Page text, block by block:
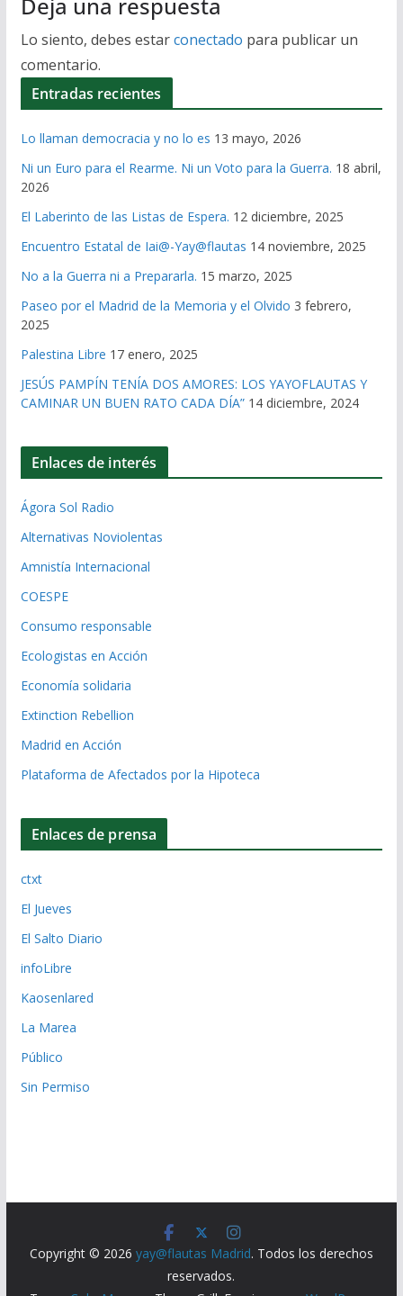
Lo siento, debes estarconectado para publicar un
comentario.
Entradas recientes
Lo llaman democracia y no lo es 13 mayo, 2026
Ni un Euro para el Rearme. Ni un Voto para la Guerra. 18 abril,
2026
El Laberinto de las Listas de Espera. 12 diciembre, 2025
Encuentro Estatal de Iai@-Yay@flautas 14 noviembre, 2025
No a la Guerra ni a Prepararla. 15 marzo, 2025
Paseo por el Madrid de la Memoria y el Olvido 3 febrero,
2025
Palestina Libre 17 enero, 2025
JESÚS PAMPÍN TENÍA DOS AMORES: LOS YAYOFLAUTAS Y
CAMINAR UN BUEN RATO CADA DÍA” 14 diciembre, 2024
Enlaces de interés
Ágora Sol Radio
Alternativas Noviolentas
Amnistía Internacional
COESPE
Consumo responsable
Ecologistas en Acción
Economía solidaria
Extinction Rebellion
Madrid en Acción
Plataforma de Afectados por la Hipoteca
Enlaces de prensa
ctxt
El Jueves
El Salto Diario
infoLibre
Kaosenlared
La Marea
Público
Sin Permiso
Copyright © 2026 yay@flautas Madrid. Todos los derechos
reservados.